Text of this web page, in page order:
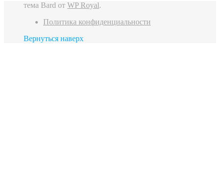
тема Bard от WP Royal.
Политика конфиденциальности
Вернуться наверх